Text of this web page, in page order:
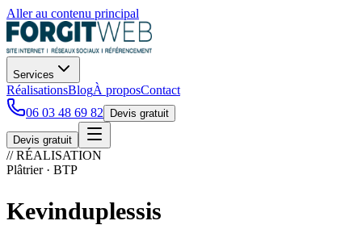
Aller au contenu principal
Services
RéalisationsBlogÀ proposContact
06 03 48 69 82
Devis gratuit
Devis gratuit
// RÉALISATION
Plâtrier · BTP
Kevinduplessis